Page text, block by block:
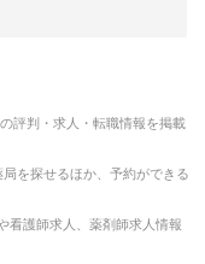
の評判・求人・転職情報を掲載
を探せるほか、予約ができる
看護師求人、薬剤師求人情報